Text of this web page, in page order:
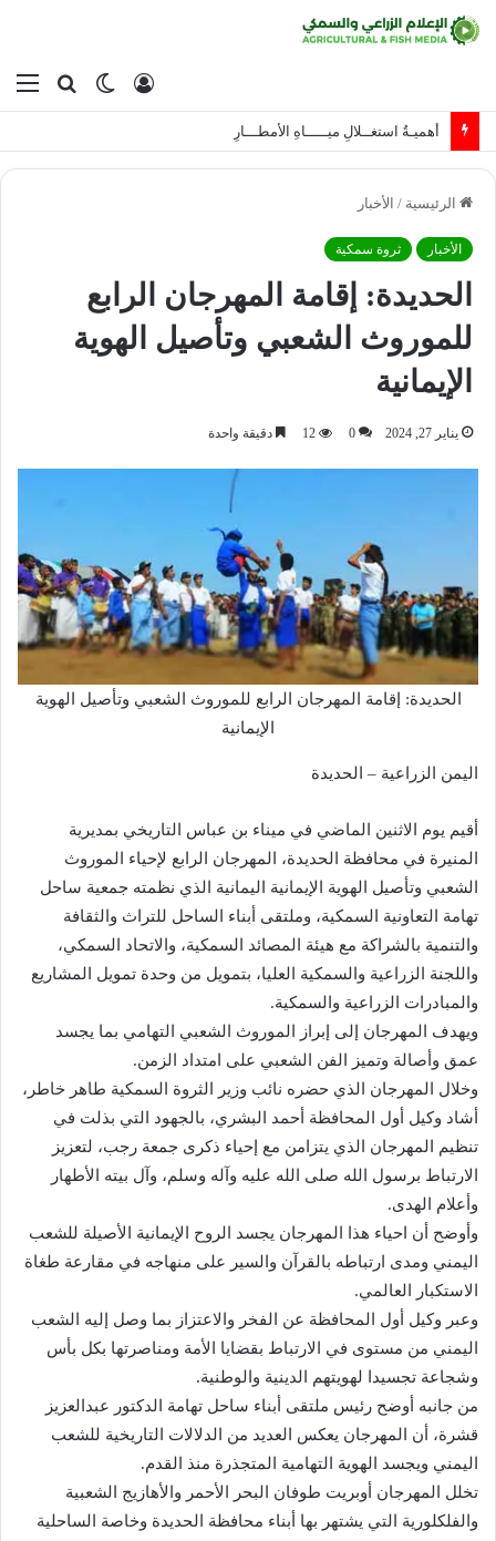
بحث
عن
الوضع
المظلم
تسجيل
الدخول
أهميـةُ استغــلالِ ميـــــاهِ الأمطـــارِ
الرئيسية / الأخبار
الأخبار ثروة سمكية
الحديدة: إقامة المهرجان الرابع
للموروث الشعبي وتأصيل الهوية
الإيمانية
يناير 27, 2024 0
12 دقيقة واحدة
الحديدة: إقامة المهرجان الرابع للموروث الشعبي وتأصيل الهوية
الإيمانية
اليمن الزراعية – الحديدة
أقيم يوم الاثنين الماضي في ميناء بن عباس التاريخي بمديرية
المنيرة في محافظة الحديدة، المهرجان الرابع لإحياء الموروث
الشعبي وتأصيل الهوية الإيمانية اليمانية الذي نظمته جمعية ساحل
تهامة التعاونية السمكية، وملتقى أبناء الساحل للتراث والثقافة
والتنمية بالشراكة مع هيئة المصائد السمكية، والاتحاد السمكي،
واللجنة الزراعية والسمكية العليا، بتمويل من وحدة تمويل المشاريع
والمبادرات الزراعية والسمكية.
ويهدف المهرجان إلى إبراز الموروث الشعبي التهامي بما يجسد
عمق وأصالة وتميز الفن الشعبي على امتداد الزمن.
وخلال المهرجان الذي حضره نائب وزير الثروة السمكية طاهر خاطر،
أشاد وكيل أول المحافظة أحمد البشري، بالجهود التي بذلت في
تنظيم المهرجان الذي يتزامن مع إحياء ذكرى جمعة رجب، لتعزيز
الارتباط برسول الله صلى الله عليه وآله وسلم، وآل بيته الأطهار
وأعلام الهدى.
وأوضح أن احياء هذا المهرجان يجسد الروح الإيمانية الأصيلة للشعب
اليمني ومدى ارتباطه بالقرآن والسير على منهاجه في مقارعة طغاة
الاستكبار العالمي.
وعبر وكيل أول المحافظة عن الفخر والاعتزاز بما وصل إليه الشعب
اليمني من مستوى في الارتباط بقضايا الأمة ومناصرتها بكل بأس
وشجاعة تجسيدا لهويتهم الدينية والوطنية.
من جانبه أوضح رئيس ملتقى أبناء ساحل تهامة الدكتور عبدالعزيز
قشرة، أن المهرجان يعكس العديد من الدلالات التاريخية للشعب
اليمني ويجسد الهوية التهامية المتجذرة منذ القدم.
تخلل المهرجان أوبريت طوفان البحر الأحمر والأهازيج الشعبية
والفلكلورية التي يشتهر بها أبناء محافظة الحديدة وخاصة الساحلية